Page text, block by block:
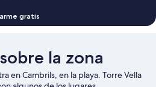
gratis
la zona
en Cambrils, en la playa. Torre Vella